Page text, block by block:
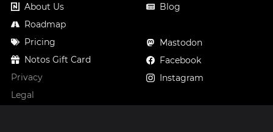
About Us
Roadmap
Pricing
Notos Gift Card
Privacy
Legal
Blog
Mastodon
Facebook
Instagram